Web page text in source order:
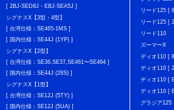
[ 2BJ-SED8J・EBJ-SEA5J ]
シグナスX【3型・4型】
[ 台湾仕様：SE465-1MS ]
[ 国内仕様：SE44J (1YP) ]
シグナスX【2型】
[ 台湾仕様：SE36,SE37,SE461〜SE464 ]
[ 国内仕様：SE44J (28S) ]
シグナスX【1型】
[ 台湾仕様：SE12J (5TY) ]
[ 国内仕様：SE12J (5UA) ]
リード125 [
リード125 [
リード110
ズーマーX
ディオ110 [
ディオ110 [
ディオ110 [
ディオ110 [
グラジア125